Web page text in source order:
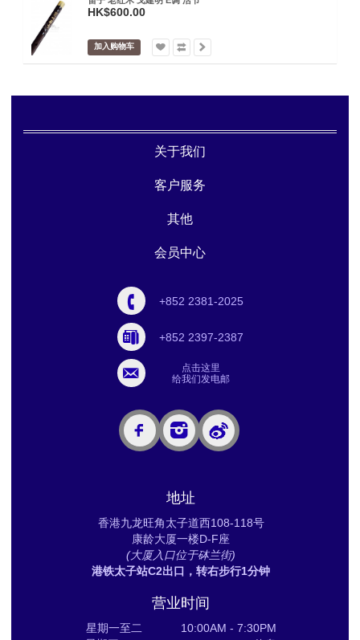
HK$600.00
加入购物车
关于我们
客户服务
其他
会员中心
+852 2381-2025
+852 2397-2387
点击这里
给我们发电邮
地址
香港九龙旺角太子道西108-118号
康龄大厦一楼D-F座
(大厦入口位于砵兰街)
港铁太子站C2出口，转右步行1分钟
营业时间
星期一至二 10:00AM - 7:30PM